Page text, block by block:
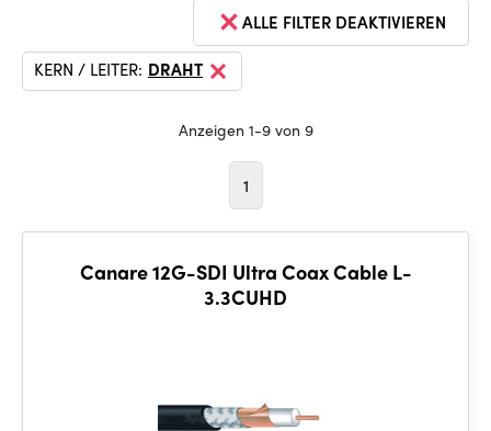
ALLE FILTER DEAKTIVIEREN
KERN / LEITER: DRAHT
Anzeigen 1-9 von 9
1
Canare 12G-SDI Ultra Coax Cable L-
3.3CUHD